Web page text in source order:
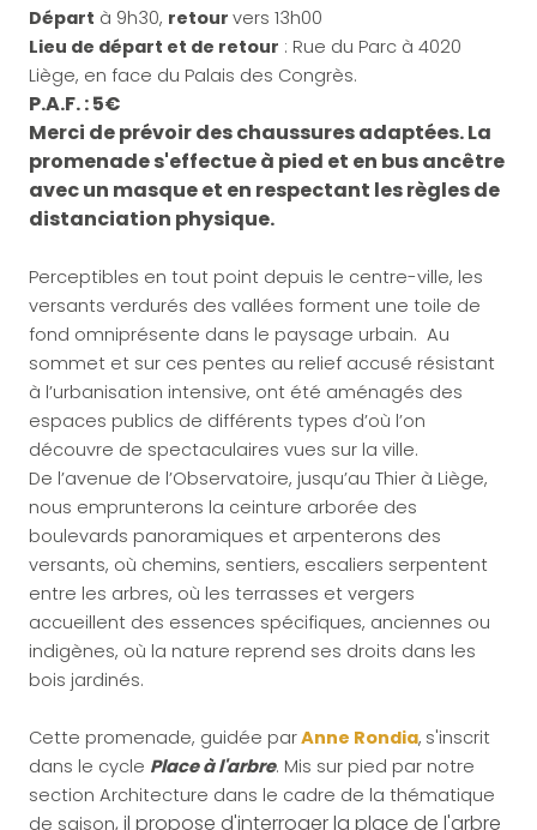
Départ à 9h30, retour vers 13h00
Lieu de départ et de retour : Rue du Parc à 4020
Liège, en face du Palais des Congrès.
P.A.F. : 5€
Merci de prévoir des chaussures adaptées. La
promenade s'effectue à pied et en bus ancêtre
avec un masque et en respectant les règles de
distanciation physique.
Perceptibles en tout point depuis le centre-ville, les
versants verdurés des vallées forment une toile de
fond omniprésente dans le paysage urbain. Au
sommet et sur ces pentes au relief accusé résistant
à l’urbanisation intensive, ont été aménagés des
espaces publics de différents types d’où l’on
découvre de spectaculaires vues sur la ville.
De l’avenue de l’Observatoire, jusqu’au Thier à Liège,
nous emprunterons la ceinture arborée des
boulevards panoramiques et arpenterons des
versants, où chemins, sentiers, escaliers serpentent
entre les arbres, où les terrasses et vergers
accueillent des essences spécifiques, anciennes ou
indigènes, où la nature reprend ses droits dans les
bois jardinés.
Cette promenade, guidée parAnne Rondia, s'inscrit
dans le cycle Place à l'arbre. Mis sur pied par notre
section Architecture dans le cadre de la thématique
de saison, il propose d'interroger la place de l'arbre